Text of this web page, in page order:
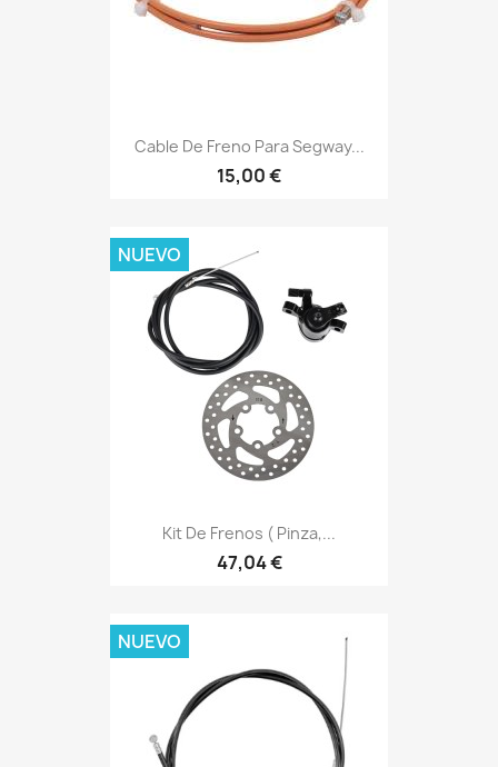
Cable De Freno Para Segway...
15,00 €
Kit De Frenos ( Pinza,...
47,04 €
NUEVO
NUEVO